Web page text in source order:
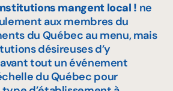
mangent local ! ne
aux membres du
du Québec au menu, mais
désireuses d’y
tout un événement
du Québec pour